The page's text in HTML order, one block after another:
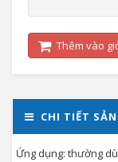
Thêm vào
CHI TIẾT
Ứng dụng: thường